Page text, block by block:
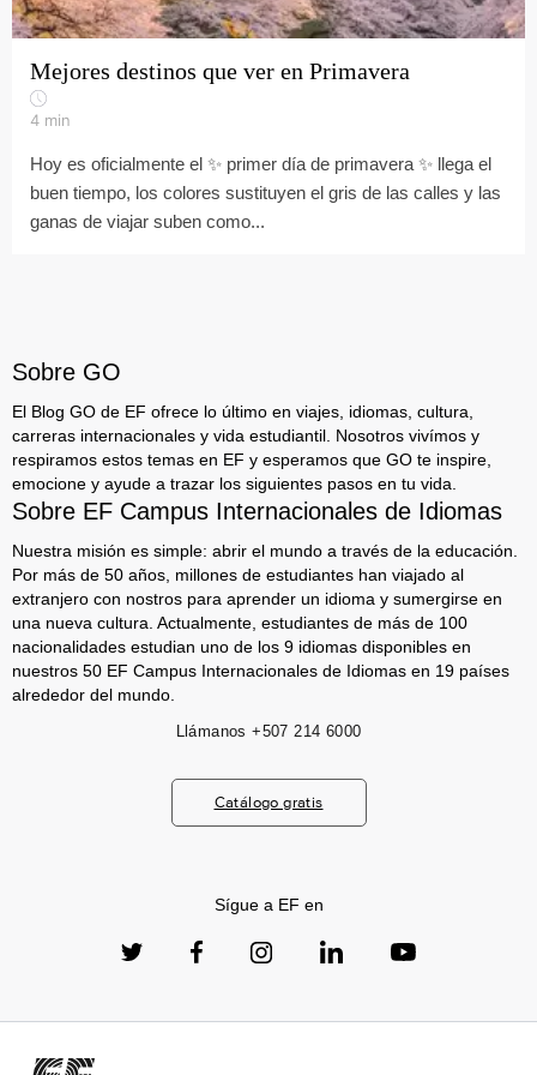
Mejores destinos que ver en Primavera
4 min
Hoy es oficialmente el ✨ primer día de primavera ✨ llega el
buen tiempo, los colores sustituyen el gris de las calles y las
ganas de viajar suben como...
Sobre GO
El Blog GO de EF ofrece lo último en viajes, idiomas, cultura,
carreras internacionales y vida estudiantil. Nosotros vivímos y
respiramos estos temas en EF y esperamos que GO te inspire,
emocione y ayude a trazar los siguientes pasos en tu vida.
Sobre EF Campus Internacionales de Idiomas
Nuestra misión es simple: abrir el mundo a través de la educación.
Por más de 50 años, millones de estudiantes han viajado al
extranjero con nostros para aprender un idioma y sumergirse en
una nueva cultura. Actualmente, estudiantes de más de 100
nacionalidades estudian uno de los 9 idiomas disponibles en
nuestros 50 EF Campus Internacionales de Idiomas en 19 países
alrededor del mundo.
Llámanos +507 214 6000
Catálogo gratis
Sígue a EF en